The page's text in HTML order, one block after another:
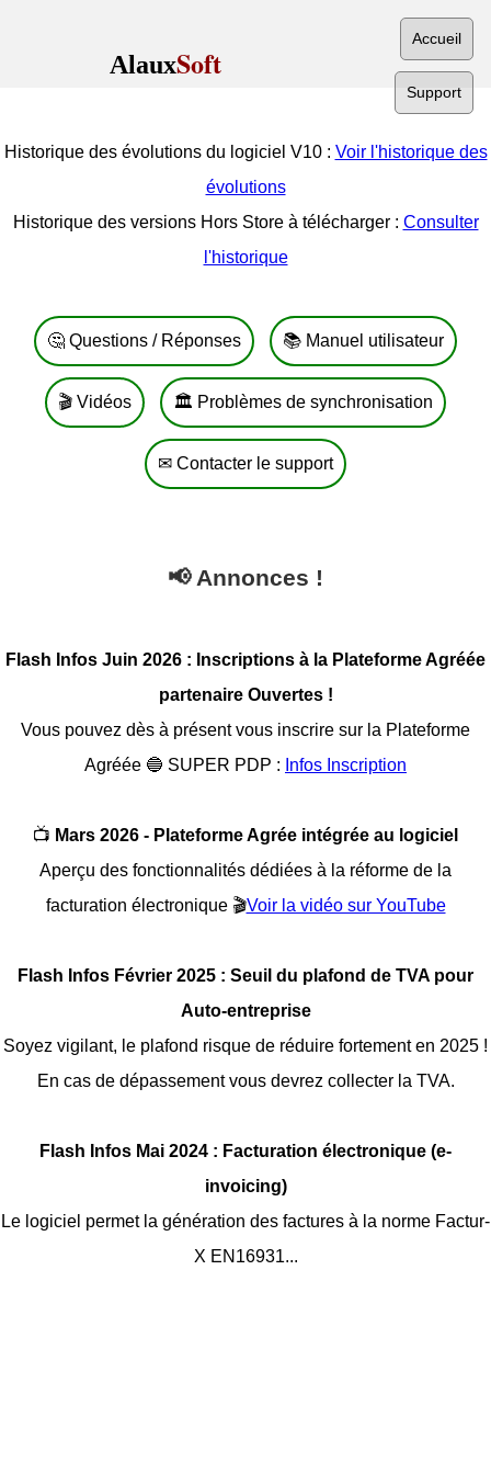
AlauxSoft
Accueil
Support
Historique des évolutions du logiciel V10 : Voir l'historique des
évolutions
Historique des versions Hors Store à télécharger : Consulter
l'historique
🤔 Questions / Réponses 📚 Manuel utilisateur
🎬 Vidéos 🏛️ Problèmes de synchronisation
✉ Contacter le support
📢 Annonces !
Flash Infos Juin 2026 : Inscriptions à la Plateforme Agréée
partenaire Ouvertes !
Vous pouvez dès à présent vous inscrire sur la Plateforme
Agréée 🔵 SUPER PDP : Infos Inscription
📺 Mars 2026 - Plateforme Agrée intégrée au logiciel
Aperçu des fonctionnalités dédiées à la réforme de la
facturation électronique 🎬Voir la vidéo sur YouTube
Flash Infos Février 2025 : Seuil du plafond de TVA pour
Auto-entreprise
Soyez vigilant, le plafond risque de réduire fortement en 2025 !
En cas de dépassement vous devrez collecter la TVA.
Flash Infos Mai 2024 : Facturation électronique (e-
invoicing)
Le logiciel permet la génération des factures à la norme Factur-
X EN16931...